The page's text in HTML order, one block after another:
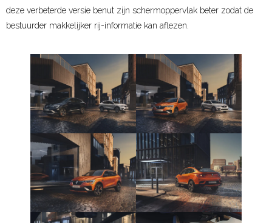
- - TRAFIC
- - MASTER
Occasions
Service
- Private Lease
- Renault Route Service
- Premium pas
deze verbeterde versie benut zijn schermoppervlak beter zodat de
bestuurder makkelijker rij-informatie kan aflezen.